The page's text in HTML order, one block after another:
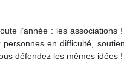
l’année : les
en difficulté,
défendez les mêmes idées !